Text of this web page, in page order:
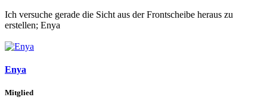
Ich versuche gerade die Sicht aus der Frontscheibe heraus zu
erstellen; Enya
Enya
Mitglied